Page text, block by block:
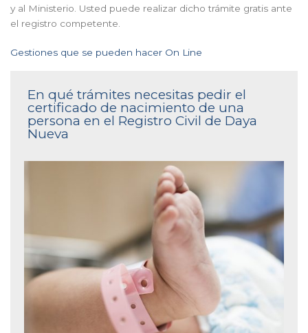
y al Ministerio. Usted puede realizar dicho trámite gratis ante
el registro competente.
Gestiones que se pueden hacer On Line
En qué trámites necesitas pedir el
certificado de nacimiento de una
persona en el Registro Civil de Daya
Nueva